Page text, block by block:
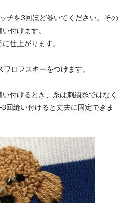
チを3回ほど巻いてください。その
付けます。
仕上がります。
ロフスキーをつけます。
付けるとき、糸は刺繍糸ではなく
回縫い付けると丈夫に固定できま